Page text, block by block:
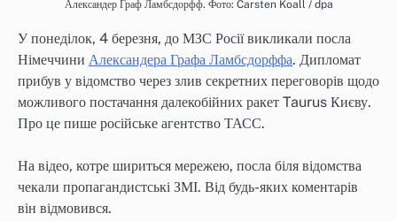
Александер Граф Ламбсдорфф. Фото: Carsten Koall / dpa
У понеділок, 4 березня, до МЗС Росії викликали посла
Німеччини Александера Графа Ламбсдорффа. Дипломат
прибув у відомство через злив секретних переговорів щодо
можливого постачання далекобійних ракет Taurus Києву.
Про це пише російське агентство ТАСС.
На відео, котре шириться мережею, посла біля відомства
чекали пропагандистські ЗМІ. Від будь-яких коментарів
він відмовився.